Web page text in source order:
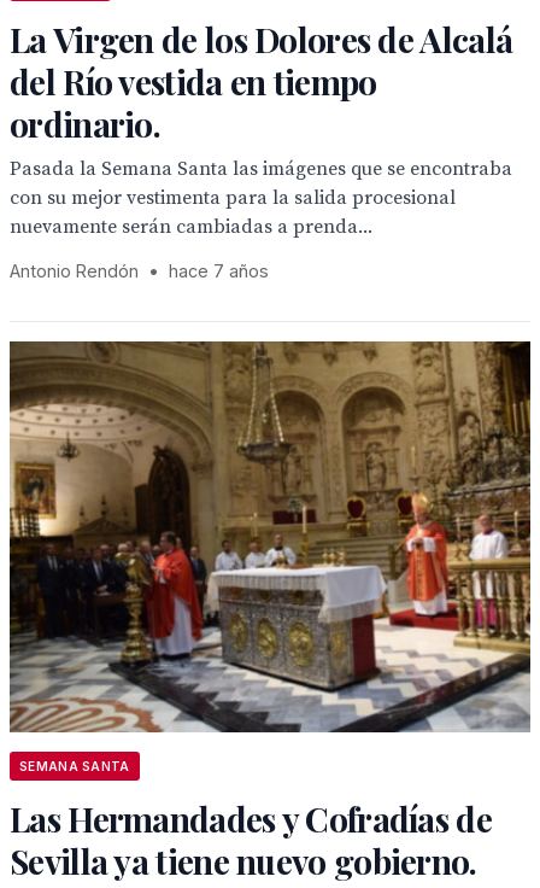
La Virgen de los Dolores de Alcalá
del Río vestida en tiempo
ordinario.
Pasada la Semana Santa las imágenes que se encontraba
con su mejor vestimenta para la salida procesional
nuevamente serán cambiadas a prenda...
Antonio Rendón • hace 7 años
SEMANA SANTA
Las Hermandades y Cofradías de
Sevilla ya tiene nuevo gobierno.